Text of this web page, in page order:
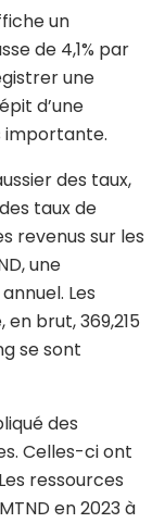
un
de 4,1% par
une
d’une
importante.
des taux,
taux de
revenus sur les
une
Les
brut, 369,215
se sont
des
Celles-ci ont
ressources
en 2023 à